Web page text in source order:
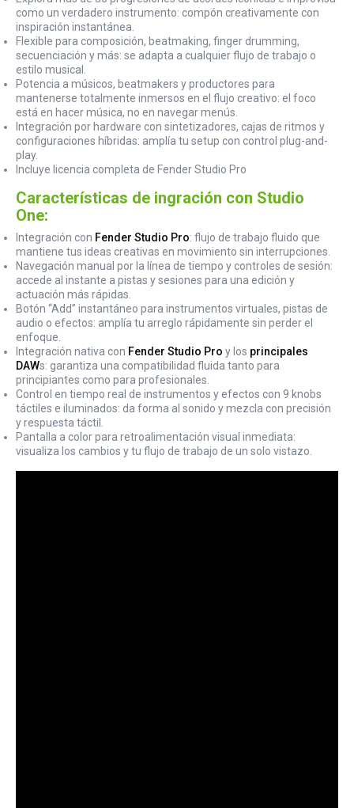
como un verdadero instrumento: compón creativamente con
inspiración instantánea.
Flexible para composición, beatmaking, finger drumming,
secuenciación y más: se adapta a cualquier flujo de trabajo o
estilo musical.
Potencia a músicos, beatmakers y productores para
mantenerse totalmente inmersos en el flujo creativo: el foco
está en hacer música, no en navegar menús.
Integración por hardware con sintetizadores, cajas de ritmos y
configuraciones híbridas: amplía tu setup con control plug-and-
play.
Incluye licencia completa de Fender Studio Pro
Características de ingración con Studio
One:
Integración con Fender Studio Pro: flujo de trabajo fluido que
mantiene tus ideas creativas en movimiento sin interrupciones.
Navegación manual por la línea de tiempo y controles de sesión:
accede al instante a pistas y sesiones para una edición y
actuación más rápidas.
Botón “Add” instantáneo para instrumentos virtuales, pistas de
audio o efectos: amplía tu arreglo rápidamente sin perder el
enfoque.
Integración nativa con Fender Studio Pro y los principales
DAWs: garantiza una compatibilidad fluida tanto para
principiantes como para profesionales.
Control en tiempo real de instrumentos y efectos con 9 knobs
táctiles e iluminados: da forma al sonido y mezcla con precisión
y respuesta táctil.
Pantalla a color para retroalimentación visual inmediata:
visualiza los cambios y tu flujo de trabajo de un solo vistazo.